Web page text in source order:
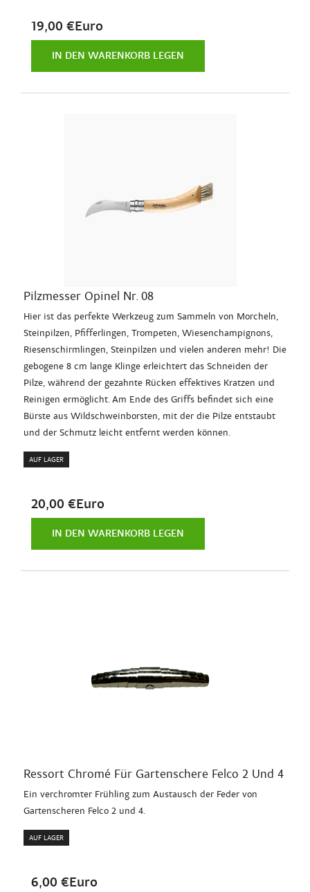
19,00 €Euro
IN DEN WARENKORB LEGEN
Pilzmesser Opinel Nr. 08
Hier ist das perfekte Werkzeug zum Sammeln von Morcheln,
Steinpilzen, Pfifferlingen, Trompeten, Wiesenchampignons,
Riesenschirmlingen, Steinpilzen und vielen anderen mehr! Die
gebogene 8 cm lange Klinge erleichtert das Schneiden der
Pilze, während der gezahnte Rücken effektives Kratzen und
Reinigen ermöglicht. Am Ende des Griffs befindet sich eine
Bürste aus Wildschweinborsten, mit der die Pilze entstaubt
und der Schmutz leicht entfernt werden können.
AUF LAGER
20,00 €Euro
IN DEN WARENKORB LEGEN
Ressort Chromé Für Gartenschere Felco 2 Und 4
Ein verchromter Frühling zum Austausch der Feder von
Gartenscheren Felco 2 und 4.
AUF LAGER
6,00 €Euro